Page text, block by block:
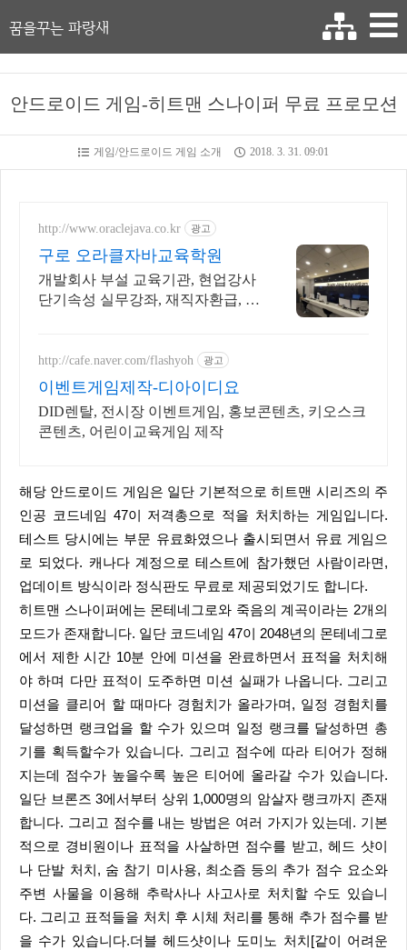
꿈을꾸는 파랑새
안드로이드 게임-히트맨 스나이퍼 무료 프로모션
게임/안드로이드 게임 소개 2018. 3. 31. 09:01
http://www.oraclejava.co.kr 광고
구로 오라클자바교육학원
개발회사 부설 교육기관, 현업강사
단기속성 실무강좌, 재직자환급, 구
http://cafe.naver.com/flashyoh 광고
이벤트게임제작-디아이디요
DID렌탈, 전시장 이벤트게임, 홍보콘텐츠, 키오스크
콘텐츠, 어린이교육게임 제작
해당 안드로이드 게임은 일단 기본적으로 히트맨 시리즈의 주
인공 코드네임 47이 저격총으로 적을 처치하는 게임입니다.
테스트 당시에는 부문 유료화였으나 출시되면서 유료 게임으
로 되었다. 캐나다 계정으로 테스트에 참가했던 사람이라면,
업데이트 방식이라 정식판도 무료로 제공되었기도 합니다.
히트맨 스나이퍼에는 몬테네그로와 죽음의 계곡이라는 2개의
모드가 존재합니다. 일단 코드네임 47이 2048년의 몬테네그로
에서 제한 시간 10분 안에 미션을 완료하면서 표적을 처치해
야 하며 다만 표적이 도주하면 미션 실패가 나옵니다. 그리고
미션을 클리어 할 때마다 경험치가 올라가며, 일정 경험치를
달성하면 랭크업을 할 수가 있으며 일정 랭크를 달성하면 총
기를 획득할수가 있습니다. 그리고 점수에 따라 티어가 정해
지는데 점수가 높을수록 높은 티어에 올라갈 수가 있습니다.
일단 브론즈 3에서부터 상위 1,000명의 암살자 랭크까지 존재
합니다. 그리고 점수를 내는 방법은 여러 가지가 있는데. 기본
적으로 경비원이나 표적을 사살하면 점수를 받고, 헤드 샷이
나 단발 처치, 숨 참기 미사용, 최소즘 등의 추가 점수 요소와
주변 사물을 이용해 추락사나 사고사로 처치할 수도 있습니
다. 그리고 표적들을 처치 후 시체 처리를 통해 추가 점수를 받
을 수가 있습니다.더블 헤드샷이나 도미노 처치[같이 어려운